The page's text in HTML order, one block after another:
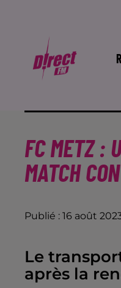
FC METZ :
MATCH
Publié : 16 août
Le
après la